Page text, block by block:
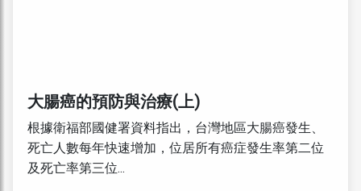
大腸癌的預防與治療(上)
根據衛福部國健署資料指出，台灣地區大腸癌發生、
死亡人數每年快速增加，位居所有癌症發生率第二位
及死亡率第三位...